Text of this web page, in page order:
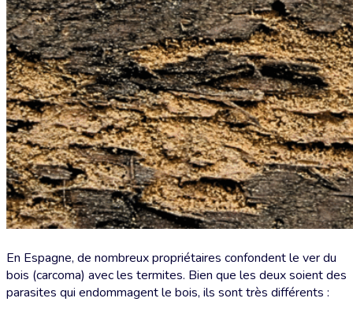
En Espagne, de nombreux propriétaires confondent le ver du
bois (carcoma) avec les termites. Bien que les deux soient des
parasites qui endommagent le bois, ils sont très différents :